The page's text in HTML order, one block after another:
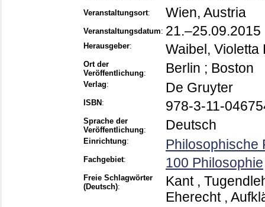
Veranstaltungsort: Wien, Austria
Veranstaltungsdatum: 21.–25.09.2015
Herausgeber: Waibel, Violetta
Ort der
Veröffentlichung: Berlin ; Boston
Verlag: De Gruyter
ISBN : 978-3-11-
Sprache der
Veröffentlichung: Deutsch
Einrichtung: Philosophische
Fachgebiet: 100 Philosophie
Freie Schlagwörter
(Deutsch):
Kant ,
Eherecht ,